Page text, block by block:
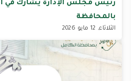
رئيس مجلس الإدارة يشارك في
بالمحافظة
الثلاثاء، 12 مايو 2026